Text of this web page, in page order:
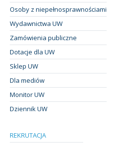
Osoby z niepełnosprawnościami
Wydawnictwa UW
Zamówienia publiczne
Dotacje dla UW
Sklep UW
Dla mediów
Monitor UW
Dziennik UW
REKRUTACJA